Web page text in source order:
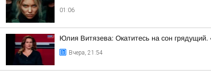
01:06
Юлия Витязева: Окатитесь на сон
Вчера, 21:54